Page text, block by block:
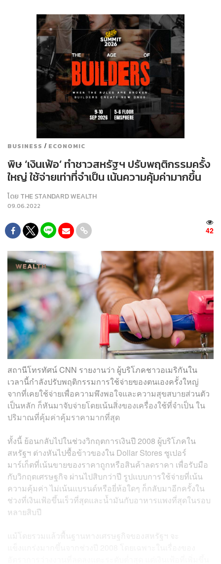
BUSINESS / ECONOMIC
พิษ ‘เงินเฟ้อ’ ทำชาวสหรัฐฯ ปรับพฤติกรรมครั้ง
ใหญ่ ใช้จ่ายเท่าที่จำเป็น เน้นความคุ้มค่ามากขึ้น
โดย THE STANDARD WEALTH
09.06.2022
42
สถานีโทรทัศน์ CNN รายงานว่า ผู้บริโภคชาวอเมริกันใน
เวลานี้กำลังปรับพฤติกรรมการใช้จ่ายของตนเองครั้งใหญ่
จากที่เคยใช้จ่ายเพื่อความพึงพอใจและความสุขสบายส่วนตัว
เป็นหลัก ก็หันมาจับจ่ายโดยเน้นสิ่งของเครื่องใช้ที่จำเป็น ใน
ปริมาณที่คุ้มค่าคุ้มราคามากที่สุด
ทั้งนี้ ย้อนกลับไปในช่วงวิกฤตการเงินปี 2008 ผู้บริโภคใน
สหรัฐฯ ต่างหันไปซื้อข้าวของใน Dollar Stores ซูเปอร์
มาร์เก็ตที่เน้นขายของราคาถูกหรือสินค้าลดราคา เพื่อรับมือ
กับวิกฤตเศรษฐกิจ ผ่านไปสิบกว่าปี รูปแบบการใช้จ่ายที่เน้น
ความคุ้มค่า ไม่เน้นแบรนด์หรือยี่ห้อใดๆ ก็กลับมาอีกครั้งใน
ช่วงที่เงินเฟ้อขึ้นเร็วที่สุดและน้ำมันกับอาหารแพงที่สุดในรอบ
หลายสิบปี
แม้โดยรวมแล้วพื้นฐานทางเศรษฐกิจของสหรัฐฯ จะ